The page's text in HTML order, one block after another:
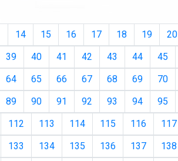
14 15 16 17 18 19 20
39 40 41 42 43 44 45
64 65 66 67 68 69 70
89 90 91 92 93 94 95
112 113 114 115 116 117
133 134 135 136 137 138